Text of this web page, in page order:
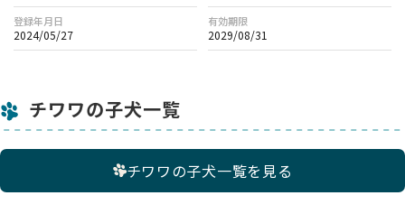
登録年月日
2024/05/27
有効期限
2029/08/31
チワワの子犬一覧
チワワの子犬一覧を見る